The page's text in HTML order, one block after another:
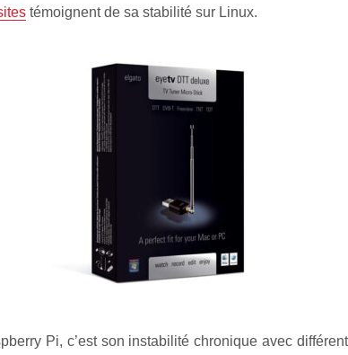
témoignent de sa stabilité sur Linux.
Pi, c’est son instabilité chronique avec